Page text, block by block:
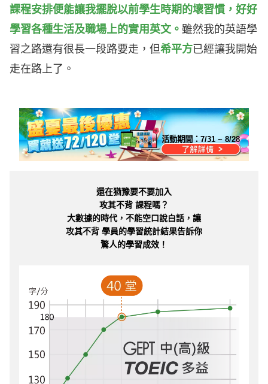
課程安排便能讓我擺脫以前學生時期的壞習慣，好好
學習各種生活及職場上的實用英文。 雖然我的英語學
習之路還有很長一段路要走，但希平方已經讓我開始
走在路上了。
活動期間：7/31 ~ 8/28
還在猶豫要不要加入
攻其不背 課程嗎？
大數據的時代，不能空口說白話，讓
攻其不背 學員的學習統計結果告訴你
驚人的學習成效！